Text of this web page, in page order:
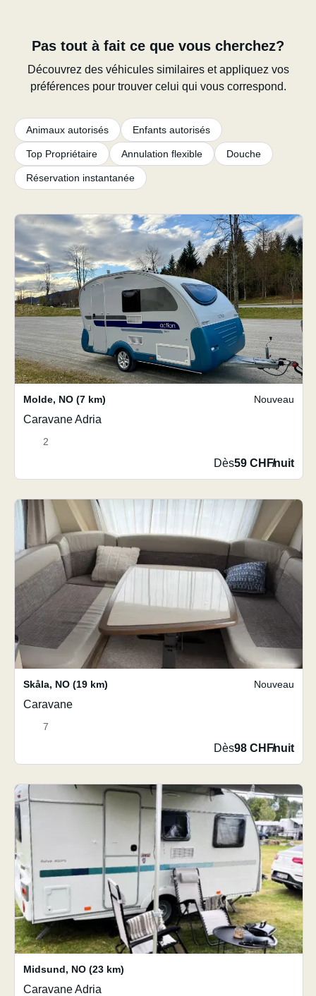
Pas tout à fait ce que vous cherchez?
Découvrez des véhicules similaires et appliquez vos
préférences pour trouver celui qui vous correspond.
Animaux autorisés Enfants autorisés
Top Propriétaire Annulation flexible Douche
Réservation instantanée
Molde, NO (7 km) Nouveau
Caravane Adria
2
Dès59 CHF/nuit
Skåla, NO (19 km) Nouveau
Caravane
7
Dès98 CHF/nuit
Midsund, NO (23 km)
Caravane Adria